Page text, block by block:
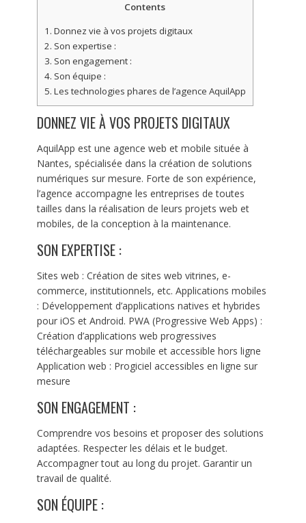
Contents
1. Donnez vie à vos projets digitaux
2. Son expertise :
3. Son engagement :
4. Son équipe :
5. Les technologies phares de l’agence AquilApp
DONNEZ VIE À VOS PROJETS DIGITAUX
AquilApp est une agence web et mobile située à
Nantes, spécialisée dans la création de solutions
numériques sur mesure. Forte de son expérience,
l’agence accompagne les entreprises de toutes
tailles dans la réalisation de leurs projets web et
mobiles, de la conception à la maintenance.
SON EXPERTISE :
Sites web : Création de sites web vitrines, e-
commerce, institutionnels, etc. Applications mobiles
: Développement d’applications natives et hybrides
pour iOS et Android. PWA (Progressive Web Apps) :
Création d’applications web progressives
téléchargeables sur mobile et accessible hors ligne
Application web : Progiciel accessibles en ligne sur
mesure
SON ENGAGEMENT :
Comprendre vos besoins et proposer des solutions
adaptées. Respecter les délais et le budget.
Accompagner tout au long du projet. Garantir un
travail de qualité.
SON ÉQUIPE :